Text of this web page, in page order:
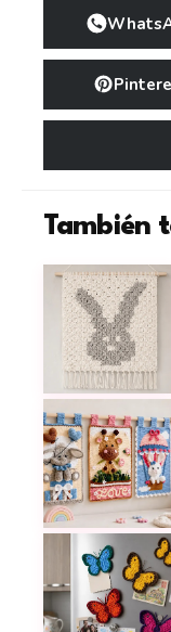
También
Cómo tejer
Tapices a